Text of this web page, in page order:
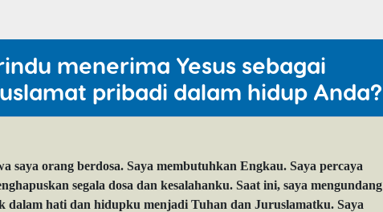
menerima Yesus sebagai
pribadi dalam hidup Anda?
saya orang berdosa. Saya membutuhkan Engkau. Saya percaya
segala dosa dan kesalahanku. Saat ini, saya mengundang
dalam hati dan hidupku menjadi Tuhan dan Juruslamatku. Saya